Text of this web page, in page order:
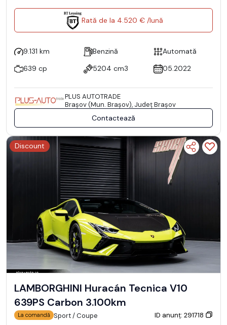
Rată de la 4.520 € /lună
9.131 km Benzină
Automată
639 cp
5204 cm3 05.2022
PLUS AUTOTRADE
Braşov (Mun. Braşov), Județ Braşov
Contactează
Discount
LAMBORGHINI Huracán Tecnica V10
639PS Carbon 3.100km
La comandă Sport / Coupe
ID anunț: 291718